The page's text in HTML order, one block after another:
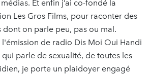
Et enfin j’ai co-fondé la
Les Gros Films, pour raconter des
dont on parle peu, pas ou mal.
l'émission de radio Dis Moi Oui Handi
parle de sexualité, de toutes les
je porte un plaidoyer engagé